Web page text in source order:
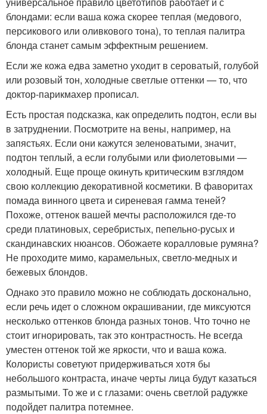
блондами: если ваша кожа скорее теплая (медового,
персикового или оливкового тона), то теплая палитра
блонда станет самым эффектным решением.
Если же кожа едва заметно уходит в сероватый, голубой
или розовый тон, холодные светлые оттенки — то, что
доктор-парикмахер прописал.
Есть простая подсказка, как определить подтон, если вы
в затруднении. Посмотрите на вены, например, на
запястьях. Если они кажутся зеленоватыми, значит,
подтон теплый, а если голубыми или фиолетовыми —
холодный. Еще проще окинуть критическим взглядом
свою коллекцию декоративной косметики. В фаворитах
помада винного цвета и сиреневая гамма теней?
Похоже, оттенок вашей мечты расположился где-то
среди платиновых, серебристых, пепельно-русых и
скандинавских нюансов. Обожаете коралловые румяна?
Не проходите мимо, карамельных, светло-медных и
бежевых блондов.
Однако это правило можно не соблюдать досконально,
если речь идет о сложном окрашивании, где миксуются
несколько оттенков блонда разных тонов. Что точно не
стоит игнорировать, так это контрастность. Не всегда
уместен оттенок той же яркости, что и ваша кожа.
Колористы советуют придерживаться хотя бы
небольшого контраста, иначе черты лица будут казаться
размытыми. То же и с глазами: очень светлой радужке
подойдет палитра потемнее.